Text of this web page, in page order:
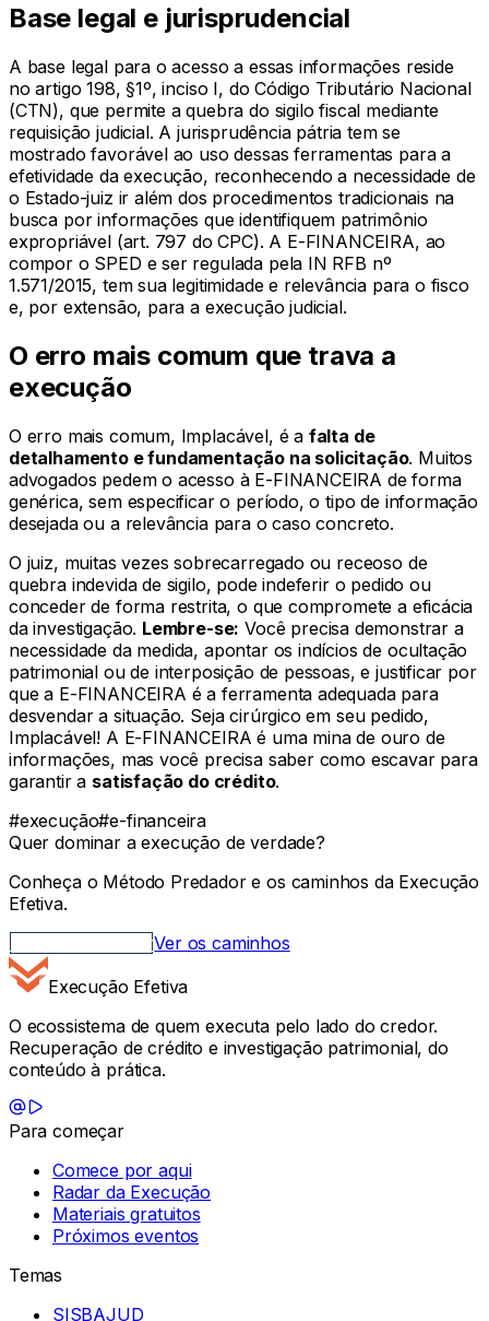
Base legal e jurisprudencial
A base legal para o acesso a essas informações reside
no artigo 198, §1º, inciso I, do Código Tributário Nacional
(CTN), que permite a quebra do sigilo fiscal mediante
requisição judicial. A jurisprudência pátria tem se
mostrado favorável ao uso dessas ferramentas para a
efetividade da execução, reconhecendo a necessidade de
o Estado-juiz ir além dos procedimentos tradicionais na
busca por informações que identifiquem patrimônio
expropriável (art. 797 do CPC). A E-FINANCEIRA, ao
compor o SPED e ser regulada pela IN RFB nº
1.571/2015, tem sua legitimidade e relevância para o fisco
e, por extensão, para a execução judicial.
O erro mais comum que trava a
execução
O erro mais comum, Implacável, é a falta de
detalhamento e fundamentação na solicitação. Muitos
advogados pedem o acesso à E-FINANCEIRA de forma
genérica, sem especificar o período, o tipo de informação
desejada ou a relevância para o caso concreto.
O juiz, muitas vezes sobrecarregado ou receoso de
quebra indevida de sigilo, pode indeferir o pedido ou
conceder de forma restrita, o que compromete a eficácia
da investigação. Lembre-se: Você precisa demonstrar a
necessidade da medida, apontar os indícios de ocultação
patrimonial ou de interposição de pessoas, e justificar por
que a E-FINANCEIRA é a ferramenta adequada para
desvendar a situação. Seja cirúrgico em seu pedido,
Implacável! A E-FINANCEIRA é uma mina de ouro de
informações, mas você precisa saber como escavar para
garantir a satisfação do crédito.
#execução#e-financeira
Quer dominar a execução de verdade?
Conheça o Método Predador e os caminhos da Execução
Efetiva.
Método PredadorVer os caminhos
Execução Efetiva
O ecossistema de quem executa pelo lado do credor.
Recuperação de crédito e investigação patrimonial, do
conteúdo à prática.
Para começar
Comece por aqui
Radar da Execução
Materiais gratuitos
Próximos eventos
Temas
SISBAJUD